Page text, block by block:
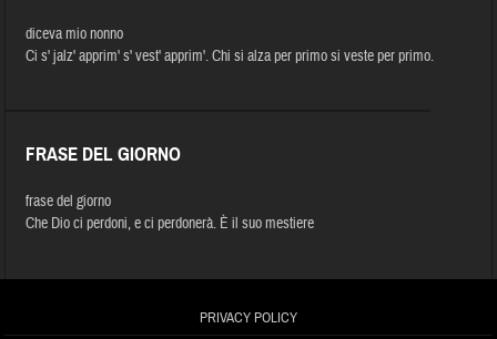
diceva mio nonno
Ci s' jalz' apprim' s' vest' apprim'. Chi si alza per primo si veste per primo.
FRASE DEL GIORNO
frase del giorno
Che Dio ci perdoni, e ci perdonerà. È il suo mestiere
PRIVACY POLICY